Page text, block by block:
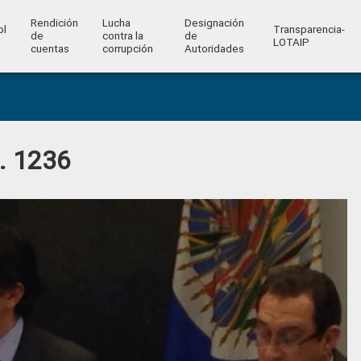
Rendición
de
cuentas
Lucha
contra la
corrupción
Designación
de
Autoridades
Transparencia-
LOTAIP
1236